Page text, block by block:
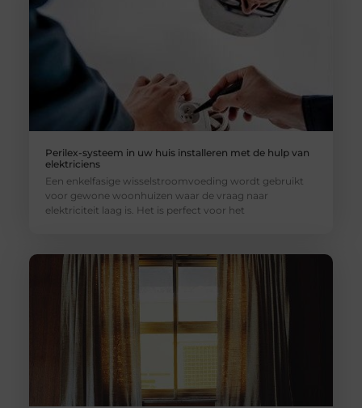
Perilex-systeem in uw huis installeren met de hulp van
elektriciens
Een enkelfasige wisselstroomvoeding wordt gebruikt
voor gewone woonhuizen waar de vraag naar
elektriciteit laag is. Het is perfect voor het